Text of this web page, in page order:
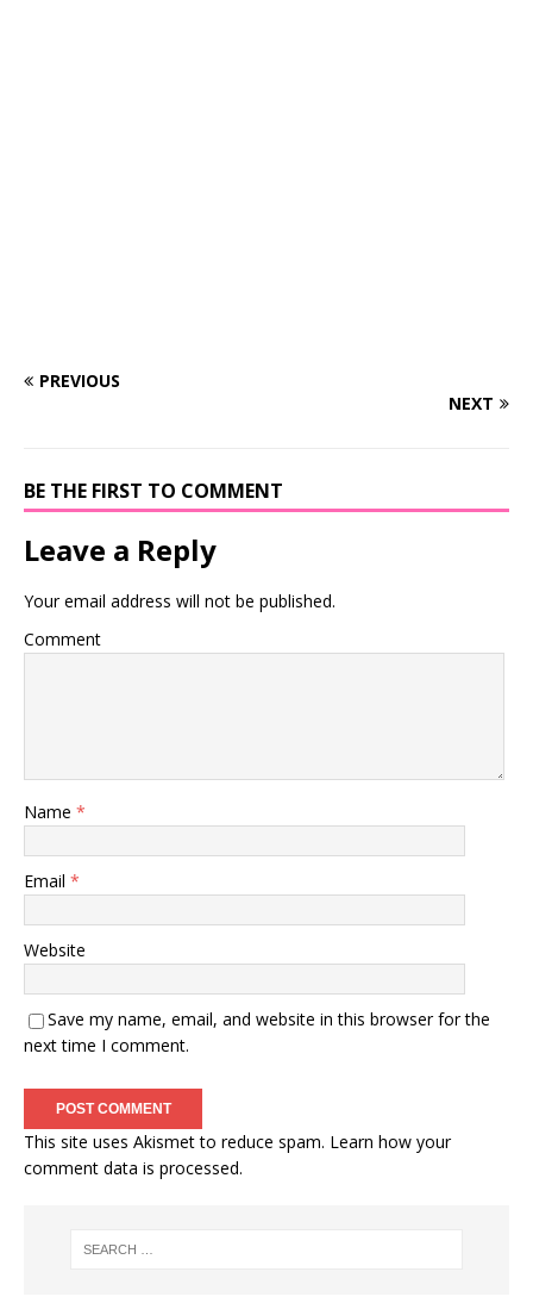
PREVIOUS
NEXT
BE THE FIRST TO COMMENT
Leave a Reply
Your email address will not be published.
Comment
Name *
Email *
Website
Save my name, email, and website in this browser for the
next time I comment.
This site uses Akismet to reduce spam. Learn how your
comment data is processed.